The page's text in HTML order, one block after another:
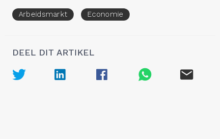
Arbeidsmarkt Economie
DEEL DIT ARTIKEL